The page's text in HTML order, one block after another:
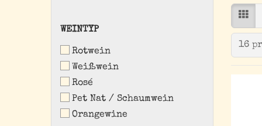
16
pro
WEINTYP
WEINTYP
Rotwein
Weißwein
Rosé
Pet Nat / Schaumwein
Orangewine